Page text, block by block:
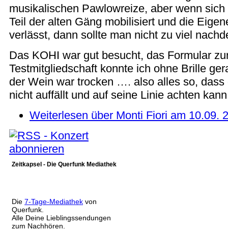
musikalischen Pawlowreize, aber wenn
Teil der alten Gäng mobilisiert und die
verlässt, dann sollte man nicht zu viel
Das KOHI war gut besucht, das Formular
Testmitgliedschaft konnte ich ohne Brille
der Wein war trocken …. also alles so, dass
nicht auffällt und auf seine Linie achten
Weiterlesen über Monti Fiori am 10.09.
Zeitkapsel - Die Querfunk Mediathek
Die 7-Tage-Mediathek von
Querfunk.
Alle Deine Lieblingssendungen
zum Nachhören.